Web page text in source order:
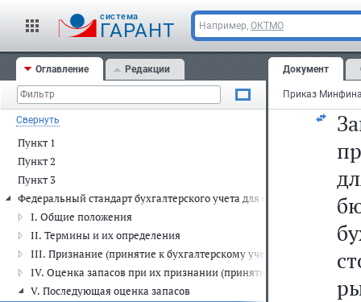
cистема
ГАРАНТ Например, ОКТМО
Оглавление Редакции
Свернуть
Пункт 1
Пункт 2
Пункт 3
Федеральный стандарт бухгалтерского учета для организаций
I. Общие положения
II. Термины и их определения
III. Признание (принятие к бухгалтерскому учету) запасов
IV. Оценка запасов при их признании (принятии к
V. Последующая оценка запасов
Документ